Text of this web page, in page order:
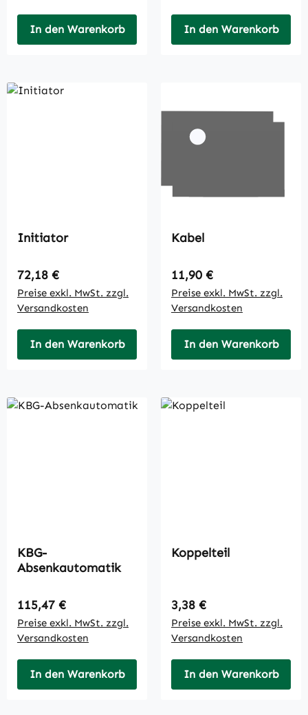
In den Warenkorb In den Warenkorb
Initiator
Regulärer Preis:
72,18 €
Preise exkl. MwSt. zzgl.
Versandkosten
In den Warenkorb
Kabel
Regulärer Preis:
11,90 €
Preise exkl. MwSt. zzgl.
Versandkosten
In den Warenkorb
KBG-
Absenkautomatik
Regulärer Preis:
115,47 €
Preise exkl. MwSt. zzgl.
Versandkosten
In den Warenkorb
Koppelteil
Regulärer Preis:
3,38 €
Preise exkl. MwSt. zzgl.
Versandkosten
In den Warenkorb